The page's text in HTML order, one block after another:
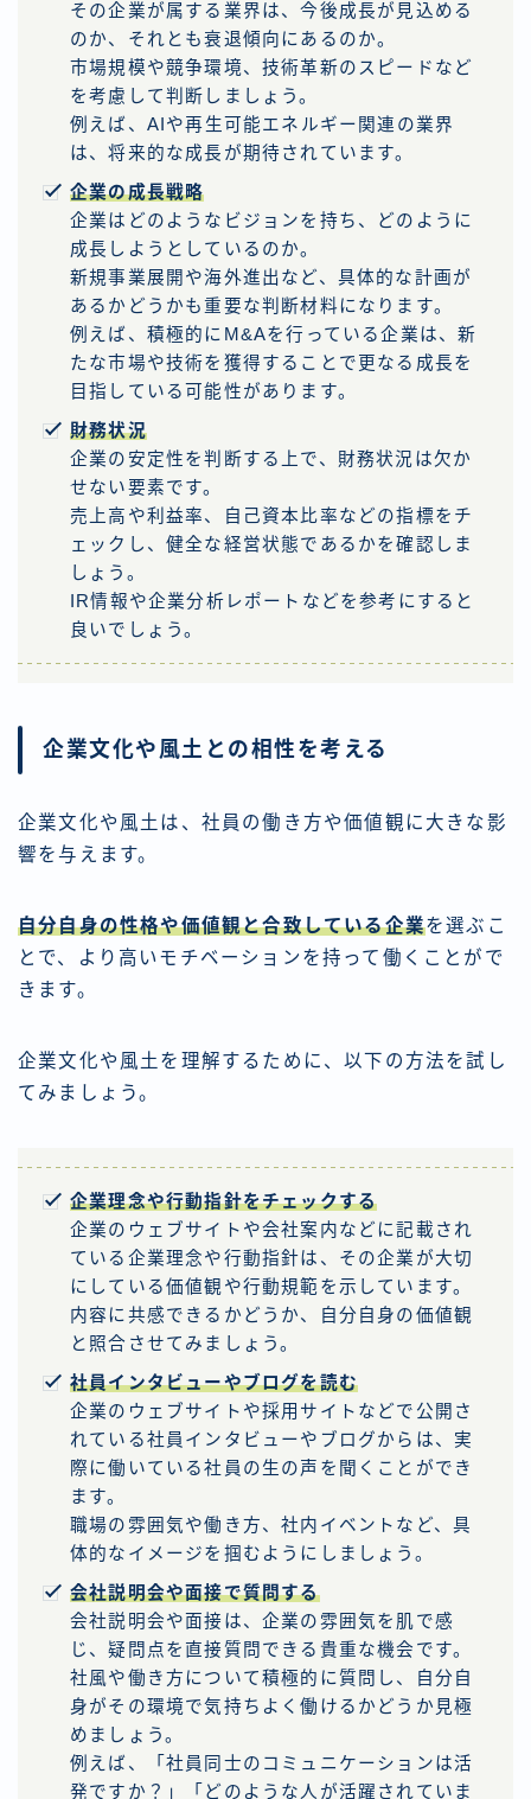
その企業が属する業界は、今後成長が見込める
のか、それとも衰退傾向にあるのか。
市場規模や競争環境、技術革新のスピードなど
を考慮して判断しましょう。
例えば、AIや再生可能エネルギー関連の業界
は、将来的な成長が期待されています。
企業の成長戦略
企業はどのようなビジョンを持ち、どのように
成長しようとしているのか。
新規事業展開や海外進出など、具体的な計画が
あるかどうかも重要な判断材料になります。
例えば、積極的にM&Aを行っている企業は、新
たな市場や技術を獲得することで更なる成長を
目指している可能性があります。
財務状況
企業の安定性を判断する上で、財務状況は欠か
せない要素です。
売上高や利益率、自己資本比率などの指標をチ
ェックし、健全な経営状態であるかを確認しま
しょう。
IR情報や企業分析レポートなどを参考にすると
良いでしょう。
企業文化や風土との相性を考える
企業文化や風土は、社員の働き方や価値観に大きな影
響を与えます。
自分自身の性格や価値観と合致している企業を選ぶこ
とで、より高いモチベーションを持って働くことがで
きます。
企業文化や風土を理解するために、以下の方法を試し
てみましょう。
企業理念や行動指針をチェックする
企業のウェブサイトや会社案内などに記載され
ている企業理念や行動指針は、その企業が大切
にしている価値観や行動規範を示しています。
内容に共感できるかどうか、自分自身の価値観
と照合させてみましょう。
社員インタビューやブログを読む
企業のウェブサイトや採用サイトなどで公開さ
れている社員インタビューやブログからは、実
際に働いている社員の生の声を聞くことができ
ます。
職場の雰囲気や働き方、社内イベントなど、具
体的なイメージを掴むようにしましょう。
会社説明会や面接で質問する
会社説明会や面接は、企業の雰囲気を肌で感
じ、疑問点を直接質問できる貴重な機会です。
社風や働き方について積極的に質問し、自分自
身がその環境で気持ちよく働けるかどうか見極
めましょう。
例えば、「社員同士のコミュニケーションは活
発ですか？」「どのような人が活躍されていま